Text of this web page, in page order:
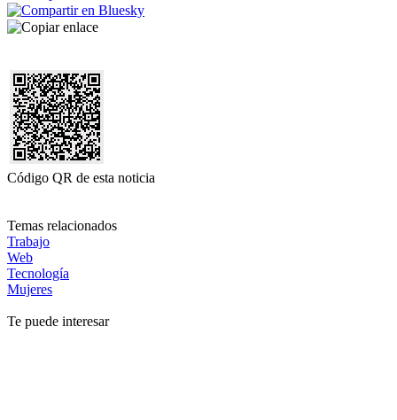
Código QR de esta noticia
Temas relacionados
Trabajo
Web
Tecnología
Mujeres
Te puede interesar